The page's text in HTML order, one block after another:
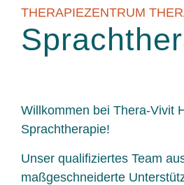
THERAPIEZENTRUM
Willkommen bei Thera-Vivit
Sprachtherapie!
Unser qualifiziertes Team
maßgeschneiderte